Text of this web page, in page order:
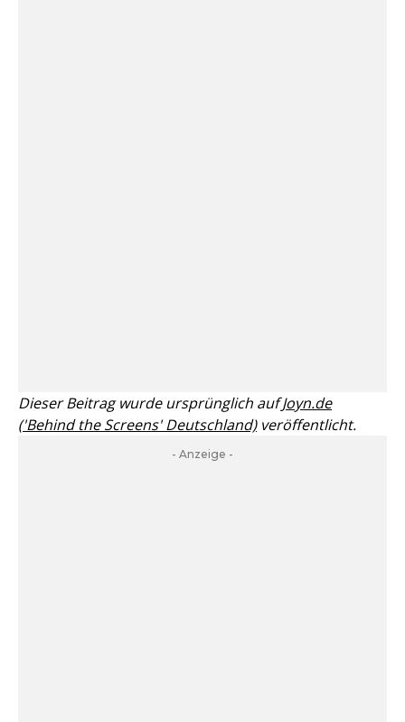
Dieser Beitrag wurde ursprünglich aufJoyn.de
('Behind the Screens' Deutschland)veröffentlicht.
- Anzeige -